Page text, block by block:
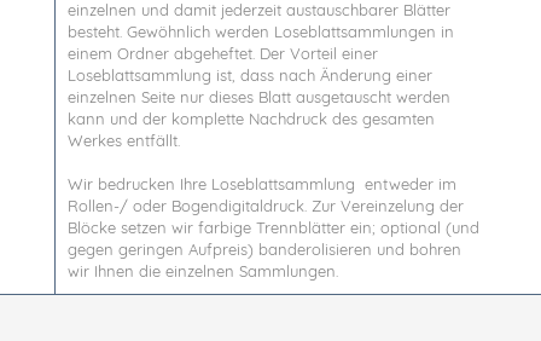
einzelnen und damit jederzeit austauschbarer Blätter
besteht. Gewöhnlich werden Loseblattsammlungen in
einem Ordner abgeheftet. Der Vorteil einer
Loseblattsammlung ist, dass nach Änderung einer
einzelnen Seite nur dieses Blatt ausgetauscht werden
kann und der komplette Nachdruck des gesamten
Werkes entfällt.
Wir bedrucken Ihre Loseblattsammlung entweder im
Rollen-/ oder Bogendigitaldruck. Zur Vereinzelung der
Blöcke setzen wir farbige Trennblätter ein; optional (und
gegen geringen Aufpreis) banderolisieren und bohren
wir Ihnen die einzelnen Sammlungen.